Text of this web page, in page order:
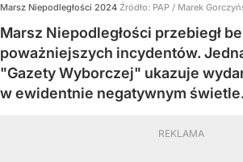
Marsz Niepodległości 2024 Źródło: PAP / Marek
Marsz Niepodległości przebiegł
poważniejszych incydentów.
"Gazety Wyborczej" ukazuje
w ewidentnie negatywnym świetle.